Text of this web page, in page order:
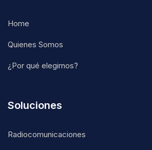
Home
Quienes Somos
¿Por qué elegirnos?
Soluciones
Radiocomunicaciones